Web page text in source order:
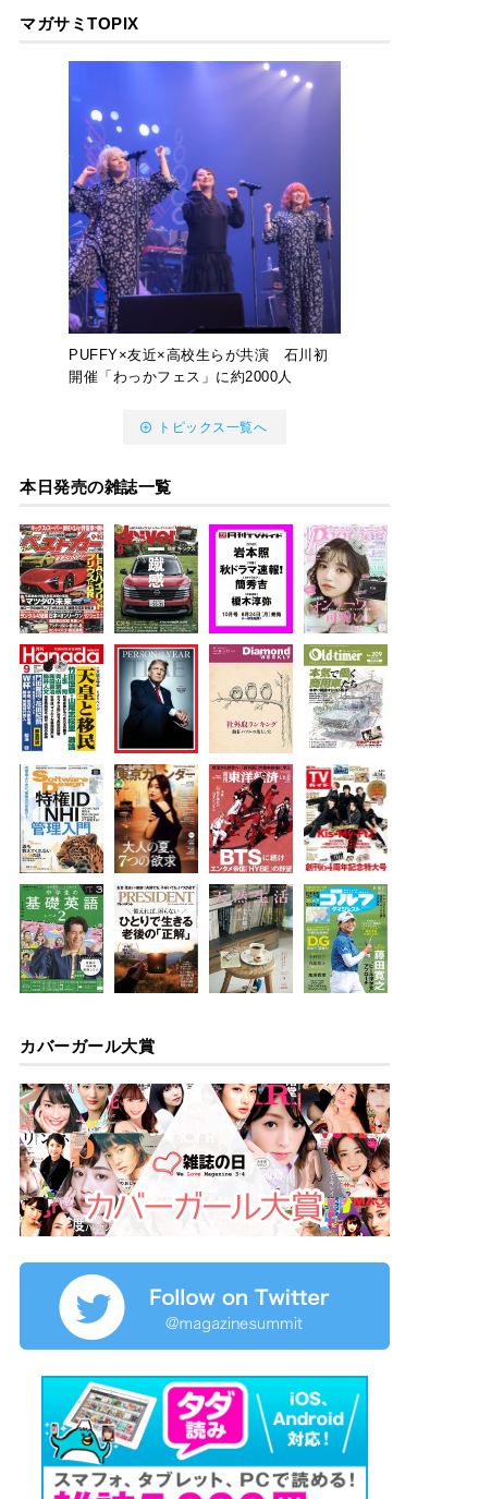
マガサミTOPIX
PUFFY×友近×高校生らが共演 石川初
開催「わっかフェス」に約2000人
トピックス一覧へ
本日発売の雑誌一覧
カバーガール大賞